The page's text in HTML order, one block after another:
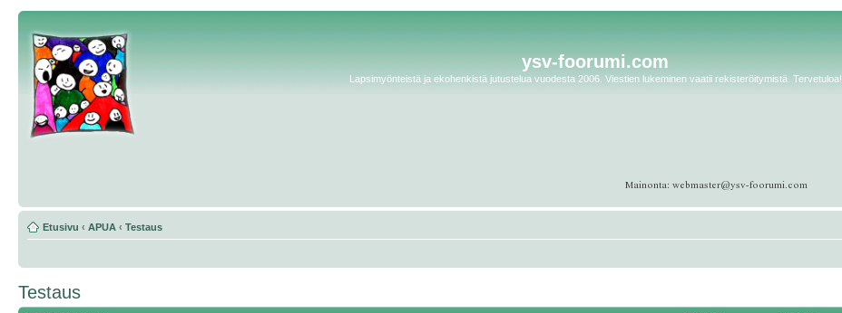
ysv-foorumi.com
Lapsimyönteistä ja ekohenkistä jutustelua vuodesta 2006. Viestien lukeminen vaatii rekisteröitymistä. Tervetuloa!
Etusivu ‹ APUA ‹ Testaus
Testaus